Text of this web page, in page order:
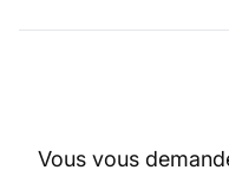
Vous vous